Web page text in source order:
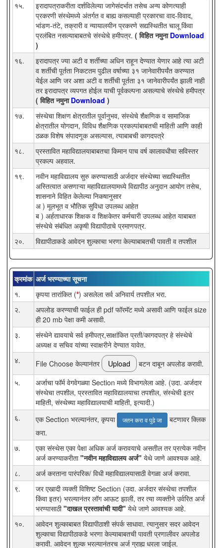
१५.
इरादापत्राकरीता दर्शविलेल्या जागेसंदर्भात तसेच अन्य कोणत्याही
प्रकरणी संस्थेमध्ये अंतर्गत व बाह्य कसल्याही प्रकारचा वाद-विवाद,
भांडण-तंटे, तक्रारी व न्यायालयीन प्रकरणे सद्यस्थितीत चालू किंवा
प्रलंबित नसल्याबाबतचे संस्थेचे हमीपत्र. ( विहित नमुना Download
)
१६.
इरादापत्र ज्या अटी व शर्तीच्या अधिन राहून देण्यात येणार आहे त्या अटी
व शर्तीची पूर्तता निकटतम पुढील वर्षाच्या ३१ जानेवारीपर्यंत करण्यात
येईल आणि जर अशा अटी व शर्तीची पूर्तता ३१ जानेवारीपर्यंत झाली नाही
तर इरादापत्र व्यपगत होईल याची पूर्वकल्पना असल्याचे संस्थेचे हमीपत्र
( विहित नमुना Download )
१७.
संस्थेचा शिक्षण क्षेत्रातील पूर्वानुभव, संस्थेचे शैक्षणिक व सामाजिक
क्षेत्रातील योगदान, विविध शैक्षणिक प्रकल्पांबाबतची माहिती आणि काही
ठळक विशेष संपादणूक असल्यास, त्याबाबची कागदपत्रे
१८.
प्रस्तावित महाविद्यालयाबाबतचा किमान पाच वर्ष कालावधीचा सविस्तर
प्रकल्प अहवाल.
१९.
नवीन महाविद्यालय सुरु करण्यासाठी अर्जदार संस्थेच्या सद्यस्थितीत
अस्तित्वात असणाऱ्या महाविद्यालयामध्ये विद्यापीठ अनुदान आयोग तसेच,
शासनाने विहित केलेल्या निकषानुसार
अ ) मूलभूत व भौतिक सुविधा उपलब्ध आहेत
ब ) अर्हताधारक शिक्षक व शिक्षकेतर कर्मचारी उपलब्ध आहेत याबाबत
संस्थेचे संबंधित अकृषी विद्यापीठाचे प्रमाणपत्र.
२०.
विद्यापीठाकडे आवेदन शुल्काचा भरणा केल्याबाबतची पावती व तपशील
क्रमांक अर्ज भरण्याच्या सूचना
१.
कृपया तारांकित (*) असलेला सर्व अनिवार्य तपशील भरा.
२.
अपलोड करण्याची फाईल ही pdf फॉरमॅट मध्ये असावी आणि फाईल size
ही 20 mb पेक्षा कमी असावी.
३.
संस्थेने द्यावयाचे सर्व हमीपत्र,साक्षांकित प्रती/कागदपत्र हे संस्थेचे
अध्यक्ष व सचिव यांच्या स्वाक्षरीने देण्यात यावेत.
४.
File Choose केल्यानंतर
बटन दाबून अपलोड करावी.
५.
अर्जाचा फॉर्म वेगवेगळ्या Section मध्ये विभागलेला आहे. (उदा. अर्जदार
संस्थेचा तपशील, प्रस्तावित महाविद्यालयाचा तपशील, संस्थेची इतर
माहिती, संस्थेच्या महाविद्यालयाची माहिती, इत्यादी.)
६.
एक Section भरल्यानंतर, कृपया जतन करा व पुढे जा
बटणावर क्लिक
करा.
७.
एका संस्थेस एका पेक्षा अधिक अर्ज करावयाचे असतील तर प्रत्येक नवीन
अर्ज करण्याकरीता"नवीन महाविद्यालय अर्ज" येथे जाणे आवश्यक आहे.
८.
अर्ज करताना पारंपरिक/ विधी महाविद्यालयासाठी वेगळा अर्ज करावा.
९.
जर एखादी व्यक्ती विशिष्ट Section (उदा. अर्जदार संस्थेचा तपशील
किंवा इतर) भरल्यानंतर लॉग आऊट झाली, तर त्या व्यक्तीने उर्वरित अर्ज
भरण्यासाठी"दाखल प्रस्तावांची यादी" येथे जाणे आवश्यक आहे.
१०.
आवेदन शुल्काबाबत विद्यापीठाशी संपर्क साधावा. त्यानुसार सदर आवेदन
शुल्काचा विद्यापीठाकडे भरणा केल्याबाबतची पावती प्रणालीवर अपलोड
करावी. आवेदन शुल्क भरल्यानंतरच अर्ज ग्राह्य धरला जाईल.